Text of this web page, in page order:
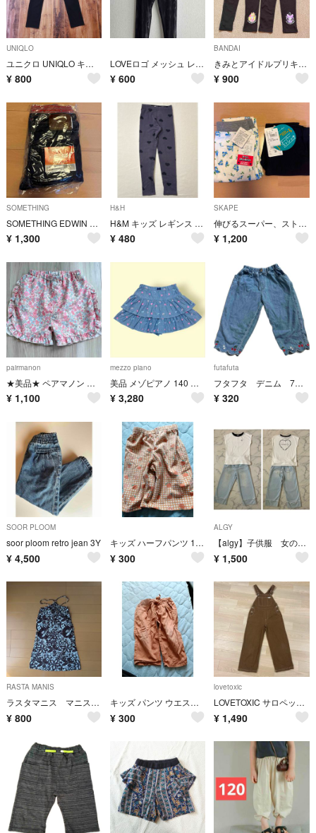
UNIQLO
ユニクロ UNIQLO キッズ レギンスパンツ ストレッチ ボトムス 黒 L ブラック RP25
¥ 800
LOVEロゴ メッシュ レギンス 黒
¥ 600
BANDAI
きみとアイドルプリキュア スパッツ レギンス 110 2枚セット
¥ 900
SOMETHING
SOMETHING EDWIN デニムパンツ ジーンズガールズ
¥ 1,300
H&H
H&M キッズ レギンス ハート柄 約120㌢
¥ 480
SKAPE
伸びるスーパー、ストレッチパンツ120cm2枚
¥ 1,200
pairmanon
★美品★ ペアマノン 水陸両用 フリル ガールズショートパンツ（130cm）
¥ 1,100
mezzo piano
美品 メゾピアノ 140 夏物 フリルキュロット スカパン Y2K 平成レトロ
¥ 3,280
futafuta
フタフタ デニム 7部丈 110cm
¥ 320
SOOR PLOOM
soor ploom retro jean 3Y
¥ 4,500
キッズ ハーフパンツ 120cm オレンジ柄
¥ 300
ALGY
【algy】子供服 女の子 130 【2点セット】
¥ 1,500
RASTA MANIS
ラスタマニス マニスガールワンピース
¥ 800
キッズ パンツ ウエストリボン
¥ 300
lovetoxic
LOVETOXIC サロペット 130
¥ 1,490